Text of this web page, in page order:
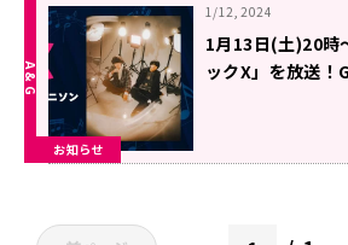
お知らせ
1/12, 2024
1月13日(土)20時
ックX」を放送！